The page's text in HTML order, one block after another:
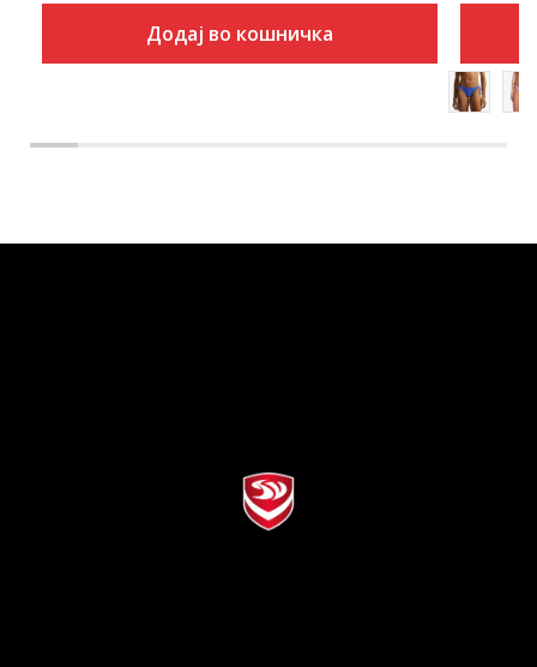
Додај во кошничка